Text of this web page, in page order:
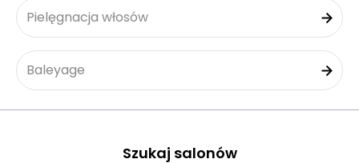
Pielęgnacja włosów
Baleyage
Szukaj salonów